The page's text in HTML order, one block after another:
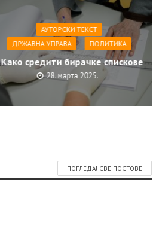
АУТОРСКИ ТЕКСТ
ДРЖАВНА УПРАВА
ПОЛИТИКА
Како средити бирачке спискове
28. марта 2025.
ПОГЛЕДАЈ СВЕ ПОСТОВЕ